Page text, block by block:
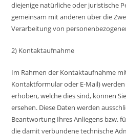
diejenige natürliche oder juristische
gemeinsam mit anderen über die
Verarbeitung von
2) Kontaktaufnahme
Im Rahmen der Kontaktaufnahme
Kontaktformular oder E-Mail)
erhoben, welche dies sind, können
ersehen. Diese Daten werden
Beantwortung Ihres Anliegens bzw.
die damit verbundene technische